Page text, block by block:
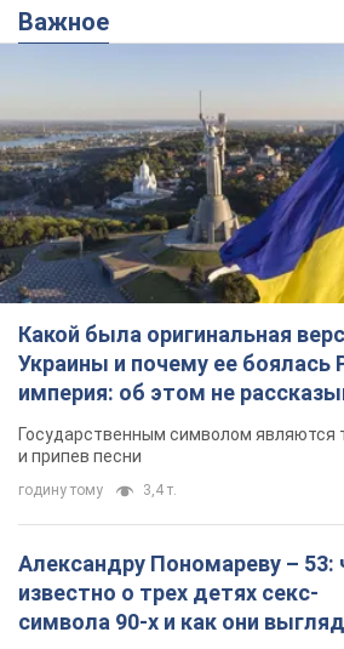
Важное
Какой была оригинальная
Украины и почему ее боялась
империя: об этом не
Государственным символом являются
и припев песни
годину тому 3,4 т.
Александру Пономареву – 53:
известно о трех детях секс-
символа 90-х и как они